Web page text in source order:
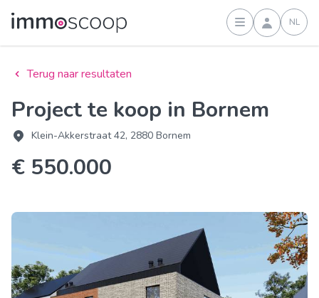
Inloggen
NL
Terug naar resultaten
Project te koop in Bornem
Klein-Akkerstraat 42, 2880 Bornem
€ 550.000